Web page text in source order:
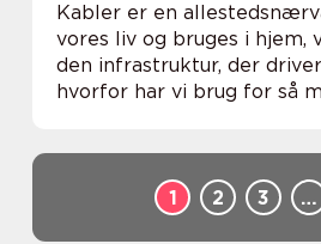
Kabler er en
vores liv og bruges i hjem,
den infrastruktur, der
hvorfor har vi brug for så
1
2 3 …